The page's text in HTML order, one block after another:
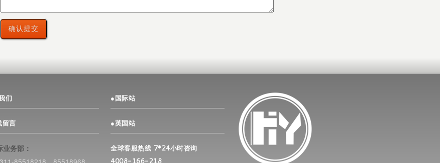
们
留言
务部：
●国际站
●英国站
全球客服热线 7*24小时咨询
4008-166-218